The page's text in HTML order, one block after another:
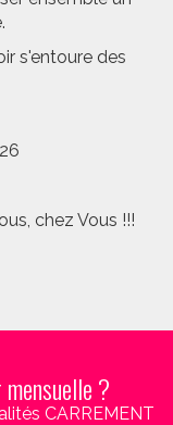
s'entoure des
chez Vous !!!
?
CARREMENT